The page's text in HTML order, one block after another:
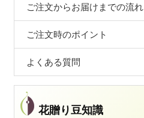
ご注文からお届けまでの流れ
ご注文時のポイント
よくある質問
花贈り豆知識